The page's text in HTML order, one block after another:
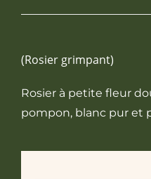
(Rosier grimpant)
Rosier à petite fleur
pompon, blanc pur et